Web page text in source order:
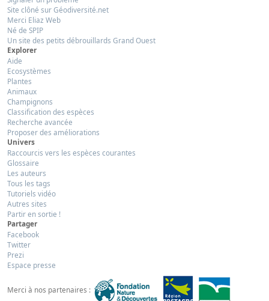
Site clôné sur Géodiversité.net
Merci Eliaz Web
Né de SPIP
Un site des petits débrouillards Grand Ouest
Explorer
Aide
Ecosystèmes
Plantes
Animaux
Champignons
Classification des espèces
Recherche avancée
Proposer des améliorations
Univers
Raccourcis vers les espèces courantes
Glossaire
Les auteurs
Tous les tags
Tutoriels vidéo
Autres sites
Partir en sortie !
Partager
Facebook
Twitter
Prezi
Espace presse
Merci à nos partenaires :